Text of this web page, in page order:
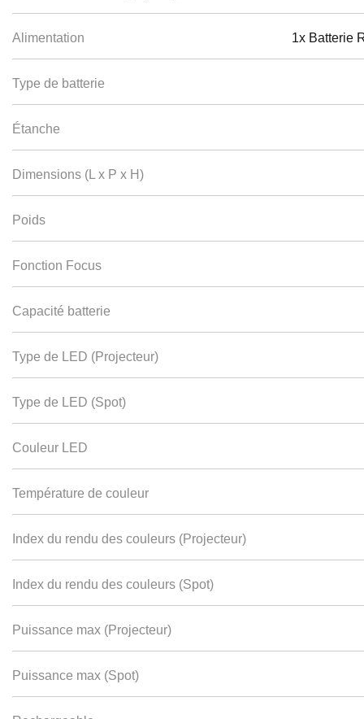
Alimentation 1x Batterie
Type de batterie
Étanche
Dimensions (L x P x H)
Poids
Fonction Focus
Capacité batterie
Type de LED (Projecteur)
Type de LED (Spot)
Couleur LED
Température de couleur
Index du rendu des couleurs (Projecteur)
Index du rendu des couleurs (Spot)
Puissance max (Projecteur)
Puissance max (Spot)